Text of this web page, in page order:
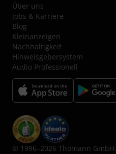
Über uns
Jobs & Karriere
Blog
Kleinanzeigen
Nachhaltigkeit
Hinweisgebersystem
Audio Professionell
© 1996–2026 Thomann GmbH.